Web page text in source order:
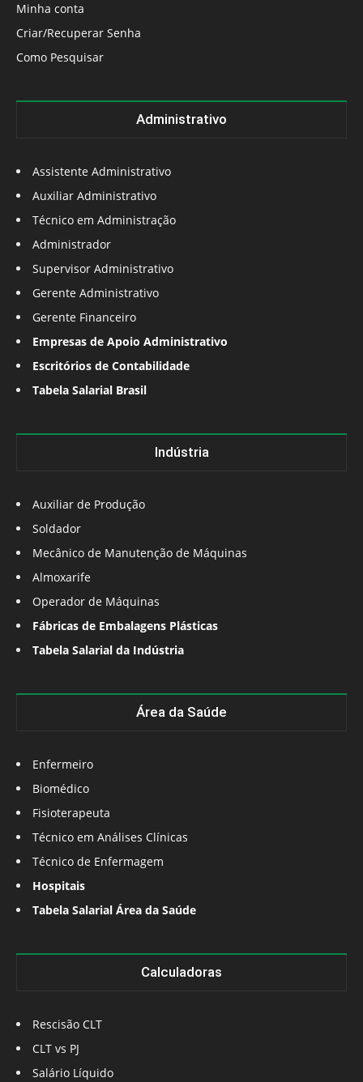
Minha conta
Criar/Recuperar Senha
Como Pesquisar
Administrativo
Assistente Administrativo
Auxiliar Administrativo
Técnico em Administração
Administrador
Supervisor Administrativo
Gerente Administrativo
Gerente Financeiro
Empresas de Apoio Administrativo
Escritórios de Contabilidade
Tabela Salarial Brasil
Indústria
Auxiliar de Produção
Soldador
Mecânico de Manutenção de Máquinas
Almoxarife
Operador de Máquinas
Fábricas de Embalagens Plásticas
Tabela Salarial da Indústria
Área da Saúde
Enfermeiro
Biomédico
Fisioterapeuta
Técnico em Análises Clínicas
Técnico de Enfermagem
Hospitais
Tabela Salarial Área da Saúde
Calculadoras
Rescisão CLT
CLT vs PJ
Salário Líquido